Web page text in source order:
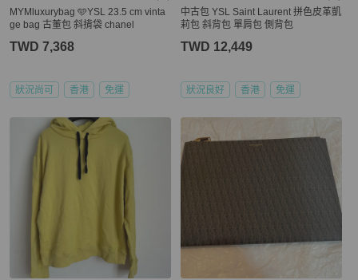
MYMluxurybag 🩵YSL 23.5 cm vinta
ge bag 古董包 斜揹袋 chanel
TWD 7,368
狀況尚可 香港 免運
中古包 YSL Saint Laurent 拼色皮革凱
莉包 斜背包 單肩包 側背包
TWD 12,449
狀況良好 香港 免運